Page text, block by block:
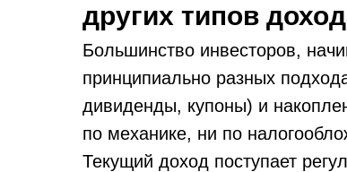
других типов
Большинство инвесторов,
принципиально разных
дивиденды, купоны) и
по механике, ни по
Текущий доход поступает